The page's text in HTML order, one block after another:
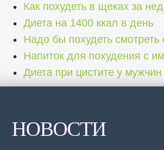
Как похудеть в щеках за
Диета на 1400 ккал в день
Надо бы похудеть смотреть
Напиток для похудения с
Диета при цистите у мужчин
НОВОСТИ